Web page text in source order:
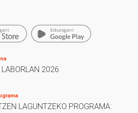
2026
LAGUNTZEKO PROGRAMA: